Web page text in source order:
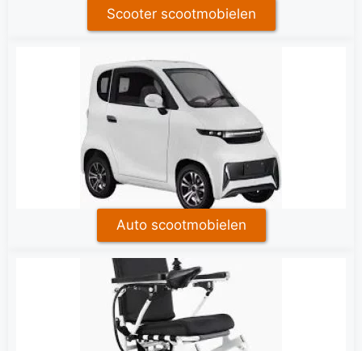
Scooter scootmobielen
Auto scootmobielen